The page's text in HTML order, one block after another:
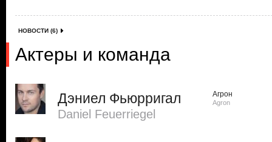
НОВОСТИ (6)
Актеры и команда
Дэниел Фьюрригал
Daniel Feuerriegel
Агрон
Agron